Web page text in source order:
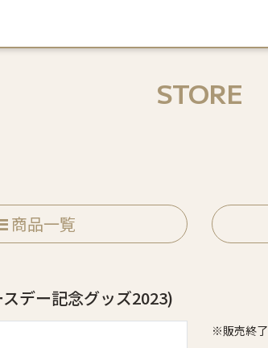
STORE
商品一覧
デー記念グッズ2023)
※販売終了